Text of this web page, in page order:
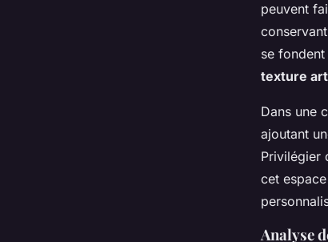
peuvent
se
texture
Dans une
ajoutant
Privilégier
cet
Analyse